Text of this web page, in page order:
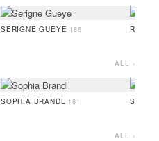
SERIGNE GUEYE 186
ALL ›
SOPHIA BRANDL 181
ALL ›